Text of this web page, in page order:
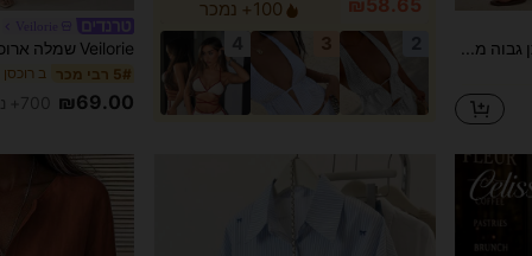
₪58.65
100+ נמכר
5# רבי מכר ב
₪69.00 700+ נמכר